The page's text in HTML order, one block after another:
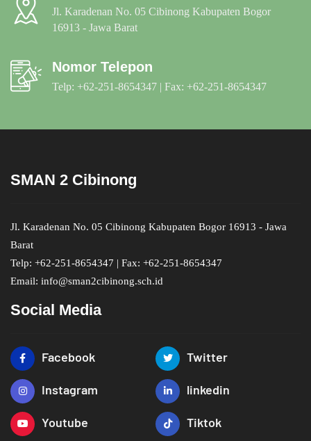
Jl. Karadenan No. 05 Cibinong Kabupaten Bogor
16913 - Jawa Barat
Nomor Telepon
Telp: +62-251-8654347 | Fax: +62-251-8654347
SMAN 2 Cibinong
Jl. Karadenan No. 05 Cibinong Kabupaten Bogor 16913 - Jawa
Barat
Telp: +62-251-8654347 | Fax: +62-251-8654347
Email: info@sman2cibinong.sch.id
Social Media
Facebook Twitter
Instagram linkedin
Youtube Tiktok